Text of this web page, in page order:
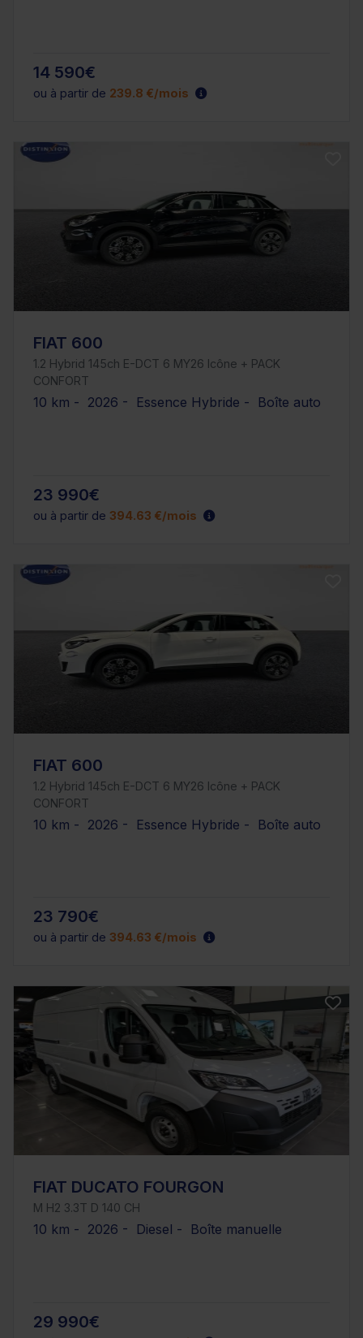
14 590€
ou à partir de 239.8 €/mois
FIAT 600
1.2 Hybrid 145ch E-DCT 6 MY26 Icône + PACK
CONFORT
10 km - 2026 - Essence Hybride - Boîte auto
23 990€
ou à partir de 394.63 €/mois
FIAT 600
1.2 Hybrid 145ch E-DCT 6 MY26 Icône + PACK
CONFORT
10 km - 2026 - Essence Hybride - Boîte auto
23 790€
ou à partir de 394.63 €/mois
FIAT DUCATO FOURGON
M H2 3.3T D 140 CH
10 km - 2026 - Diesel - Boîte manuelle
29 990€